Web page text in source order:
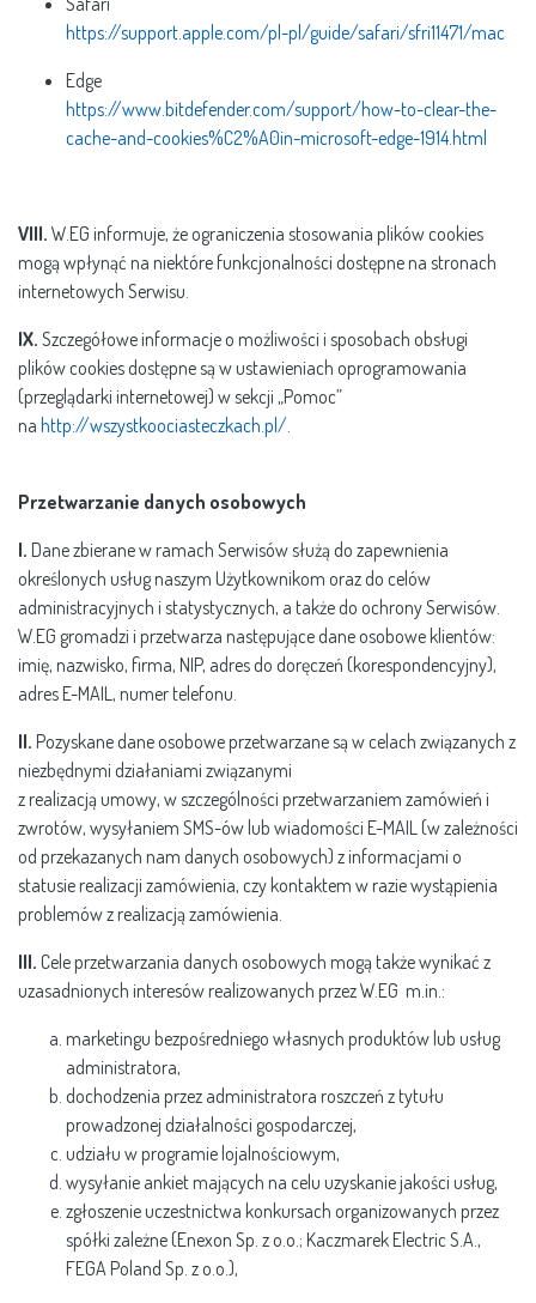
https://support.apple.com/pl-pl/guide/safari/sfri11471/mac
Edge
https://www.bitdefender.com/support/how-to-clear-the-
cache-and-cookies%C2%A0in-microsoft-edge-1914.html
VIII. W.EG informuje, że ograniczenia stosowania plików cookies
mogą wpłynąć na niektóre funkcjonalności dostępne na stronach
internetowych Serwisu.
IX. Szczegółowe informacje o możliwości i sposobach obsługi
plików cookies dostępne są w ustawieniach oprogramowania
(przeglądarki internetowej) w sekcji „Pomoc”
na http://wszystkoociasteczkach.pl/
Przetwarzanie danych osobowych
I. Dane zbierane w ramach Serwisów służą do zapewnienia
określonych usług naszym Użytkownikom oraz do celów
administracyjnych i statystycznych, a także do ochrony Serwisów.
W.EG gromadzi i przetwarza następujące dane osobowe klientów:
imię, nazwisko, firma, NIP, adres do doręczeń (korespondencyjny),
adres E-MAIL, numer telefonu.
II. Pozyskane dane osobowe przetwarzane są w celach związanych z
niezbędnymi działaniami związanymi
z realizacją umowy, w szczególności przetwarzaniem zamówień i
zwrotów, wysyłaniem SMS-ów lub wiadomości E-MAIL (w zależności
od przekazanych nam danych osobowych) z informacjami o
statusie realizacji zamówienia, czy kontaktem w razie wystąpienia
problemów z realizacją zamówienia.
III. Cele przetwarzania danych osobowych mogą także wynikać z
uzasadnionych interesów realizowanych przez W.EG m.in.:
marketingu bezpośredniego własnych produktów lub usług
administratora,
dochodzenia przez administratora roszczeń z tytułu
prowadzonej działalności gospodarczej,
udziału w programie lojalnościowym,
wysyłanie ankiet mających na celu uzyskanie jakości usług,
zgłoszenie uczestnictwa konkursach organizowanych przez
spółki zależne (Enexon Sp. z o.o.; Kaczmarek Electric S.A.,
FEGA Poland Sp. z o.o.),